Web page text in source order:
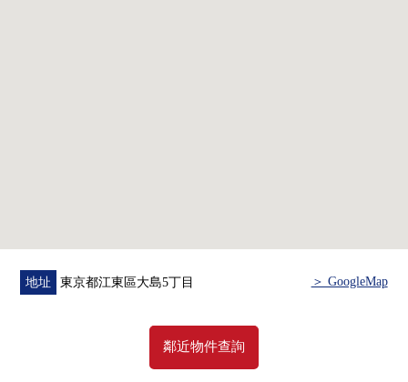
■在找想要的家方面給予幫助。━━━━━・・・
房屋的詳細、需討論是如感興趣,歡迎請隨時聯繫我們。
地址 東京都江東區大島5丁目 ＞ GoogleMap
鄰近物件查詢